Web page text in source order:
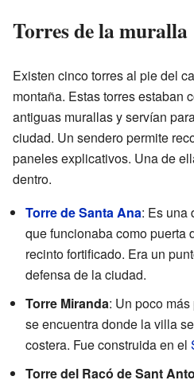
Torres de la muralla
Existen cinco torres al pie del
montaña. Estas torres estaban
antiguas murallas y servían
ciudad. Un sendero permite
paneles explicativos. Una de
dentro.
Torre de Santa Ana: Es una
que funcionaba como puerta
recinto fortificado. Era un
defensa de la ciudad.
Torre Miranda: Un poco
se encuentra donde la villa
costera. Fue construida en el
Torre del Racó de Sant